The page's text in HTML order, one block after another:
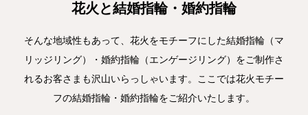
花火と結婚指輪・婚約指輪
そんな地域性もあって、花火をモチーフにした結婚指輪（マ
リッジリング）・婚約指輪（エンゲージリング）をご制作さ
れるお客さまも沢山いらっしゃいます。ここでは花火モチー
フの結婚指輪・婚約指輪をご紹介いたします。
ジュエリー
CraMについて